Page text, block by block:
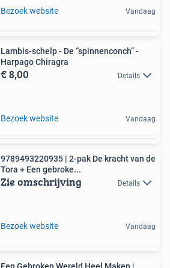
Bezoek website Vandaag
Lambis-schelp - De “spinnenconch” -
Harpago Chiragra
€ 8,00 Details
Bezoek website Vandaag
9789493220935 | 2-pak De kracht van de
Tora + Een gebroke...
Zie omschrijving Details
Bezoek website Vandaag